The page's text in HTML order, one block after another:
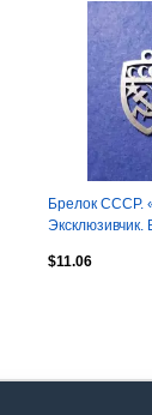
Брелок СССР.
Эксклюзивчик.
Нержавейка.
$11.06